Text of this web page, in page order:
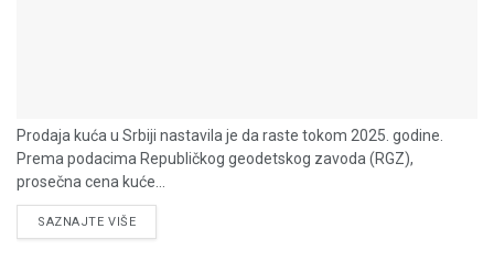
Prodaja kuća u Srbiji nastavila je da raste tokom 2025. godine.
Prema podacima Republičkog geodetskog zavoda (RGZ),
prosečna cena kuće...
SAZNAJTE VIŠEDETAILS